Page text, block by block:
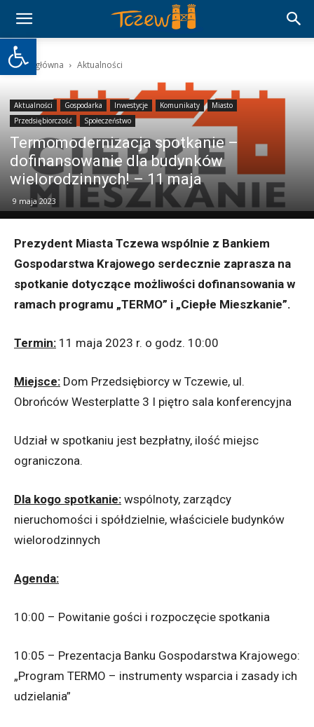
Otwórz pasek narzędzi
Strona główna Aktualności
Aktualności Gospodarka Inwestycje Komunikaty
Miasto
Przedsiębiorczość
Społeczeństwo
Termomodernizacja spotkanie –
dofinansowanie dla budynków
wielorodzinnych! – 11 maja
9 maja 2023
Prezydent Miasta Tczewa wspólnie z Bankiem
Gospodarstwa Krajowego serdecznie zaprasza na
spotkanie dotyczące możliwości dofinansowania w
ramach programu „TERMO” i „Ciepłe Mieszkanie”.
Termin: 11 maja 2023 r. o godz. 10:00
Miejsce: Dom Przedsiębiorcy w Tczewie, ul.
Obrońców Westerplatte 3 I piętro sala konferencyjna
Udział w spotkaniu jest bezpłatny, ilość miejsc
ograniczona.
Dla kogo spotkanie: wspólnoty, zarządcy
nieruchomości i spółdzielnie, właściciele budynków
wielorodzinnych
Agenda:
10:00 – Powitanie gości i rozpoczęcie spotkania
10:05 – Prezentacja Banku Gospodarstwa Krajowego:
„Program TERMO – instrumenty wsparcia i zasady ich
udzielania”